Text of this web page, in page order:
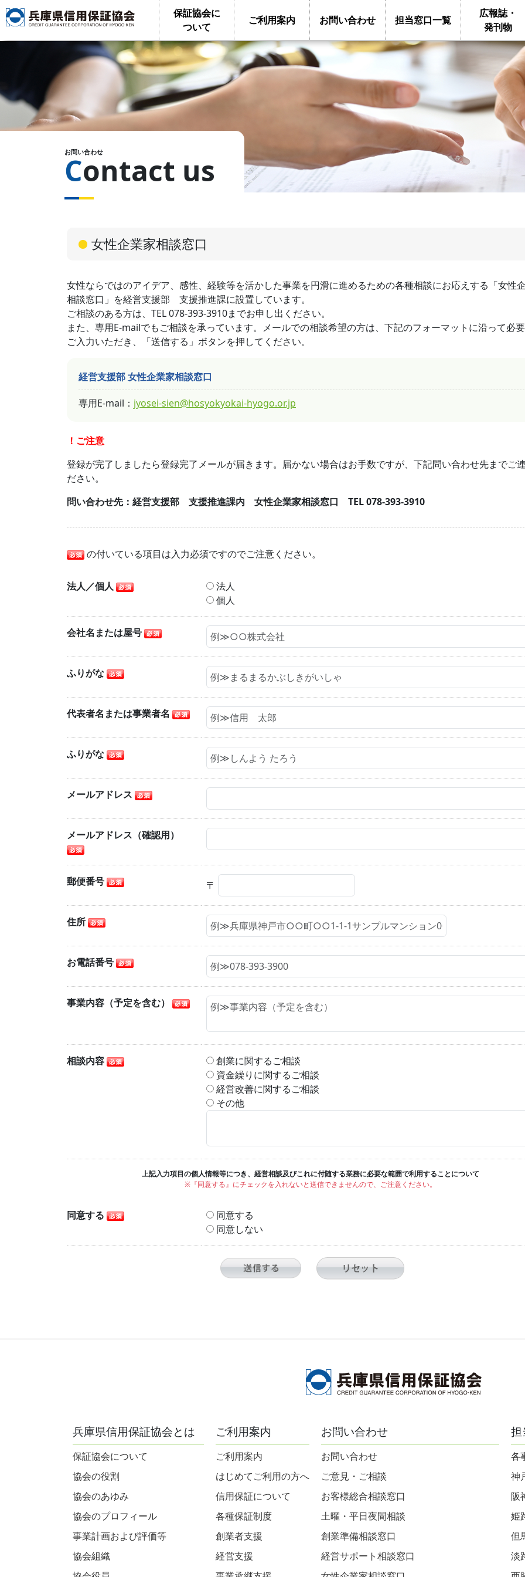
保証協会に
ついて
ご利用案内 お問い合わせ 担当窓口一覧
広報誌・
発刊物
お問い合わせContact us
女性企業家相談窓口
女性ならではのアイデア、感性、経験等を活かした事業を円滑に進めるための各種相談にお応えする「女性
相談窓口」を経営支援部 支援推進課に設置しています。
ご相談のある方は、TEL 078-393-3910までお申し出ください。
また、専用E-mailでもご相談を承っています。メールでの相談希望の方は、下記のフォーマットに沿って必
ご入力いただき、「送信する」ボタンを押してください。
経営支援部 女性企業家相談窓口
専用E-mail： jyosei-sien@hosyokyokai-hyogo.or.jp
！ご注意
登録が完了しましたら登録完了メールが届きます。届かない場合はお手数ですが、下記問い合わせ先までご
ださい。
問い合わせ先：経営支援部 支援推進課内 女性企業家相談窓口 TEL 078-393-3910
の付いている項目は入力必須ですのでご注意ください。
法人／個人
法人
個人
会社名または屋号
ふりがな
代表者名または事業者名
ふりがな
メールアドレス
メールアドレス（確認用）
郵便番号 〒
住所
お電話番号
事業内容（予定を含む）
相談内容
創業に関するご相談
資金繰りに関するご相談
経営改善に関するご相談
その他
上記入力項目の個人情報等につき、経営相談及びこれに付随する業務に必要な範囲で利用することについて
※『同意する』にチェックを入れないと送信できませんので、ご注意ください。
同意する
同意する
同意しない
兵庫県信用保証協会とは
保証協会について
協会の役割
協会のあゆみ
協会のプロフィール
事業計画および評価等
協会組織
ご利用案内
ご利用案内
はじめてご利用の方へ
信用保証について
各種保証制度
創業者支援
経営支援
お問い合わせ
お問い合わせ
ご意見・ご相談
お客様総合相談窓口
土曜・平日夜間相談
創業準備相談窓口
経営サポート相談窓口
担
各
神
阪
姫
但
淡